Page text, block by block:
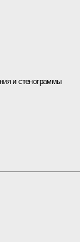
и стенограммы